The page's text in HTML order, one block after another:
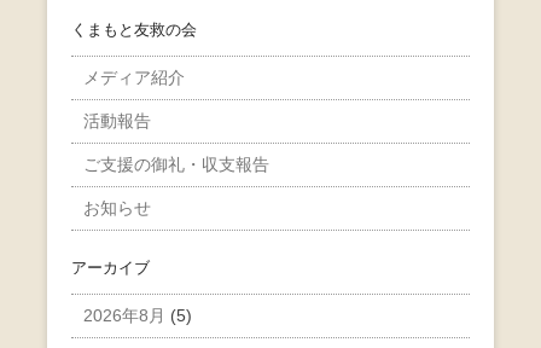
くまもと友救の会
メディア紹介
活動報告
ご支援の御礼・収支報告
お知らせ
アーカイブ
2026年8月 (5)